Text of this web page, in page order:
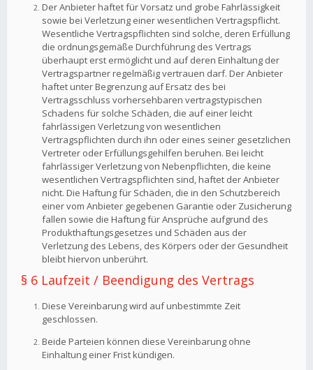
Der Anbieter haftet für Vorsatz und grobe Fahrlässigkeit
sowie bei Verletzung einer wesentlichen Vertragspflicht.
Wesentliche Vertragspflichten sind solche, deren Erfüllung
die ordnungsgemäße Durchführung des Vertrags
überhaupt erst ermöglicht und auf deren Einhaltung der
Vertragspartner regelmäßig vertrauen darf. Der Anbieter
haftet unter Begrenzung auf Ersatz des bei
Vertragsschluss vorhersehbaren vertragstypischen
Schadens für solche Schäden, die auf einer leicht
fahrlässigen Verletzung von wesentlichen
Vertragspflichten durch ihn oder eines seiner gesetzlichen
Vertreter oder Erfüllungsgehilfen beruhen. Bei leicht
fahrlässiger Verletzung von Nebenpflichten, die keine
wesentlichen Vertragspflichten sind, haftet der Anbieter
nicht. Die Haftung für Schäden, die in den Schutzbereich
einer vom Anbieter gegebenen Garantie oder Zusicherung
fallen sowie die Haftung für Ansprüche aufgrund des
Produkthaftungsgesetzes und Schäden aus der
Verletzung des Lebens, des Körpers oder der Gesundheit
bleibt hiervon unberührt.
§ 6 Laufzeit / Beendigung des Vertrags
Diese Vereinbarung wird auf unbestimmte Zeit
geschlossen.
Beide Parteien können diese Vereinbarung ohne
Einhaltung einer Frist kündigen.